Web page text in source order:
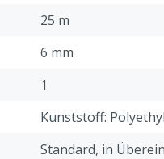
25 m
6 mm
1
Kunststoff:
Standard, in